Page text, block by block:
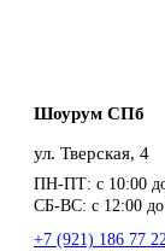
Шоурум СПб
ул. Тверская, 4
ПН-ПТ: с 10:00
СБ-ВС: с 12:00
+7 (921) 186 77